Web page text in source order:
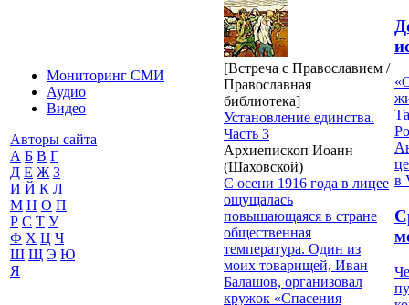
Мониторинг СМИ
Аудио
Видео
Авторы сайта
А Б В Г
Д Е Ж З
И Й К Л
М Н О П
Р С Т У
Ф Х Ц Ч
Ш Щ Э Ю
Я
[Встреча с Православием /
Православная
библиотека]
Установление единства.
Часть 3
Архиепископ Иоанн
(Шаховской)
С осени 1916 года в лицее
ощущалась
повышающаяся в стране
общественная
температура. Один из
моих товарищей, Иван
Балашов, организовал
кружок «Спасения
в